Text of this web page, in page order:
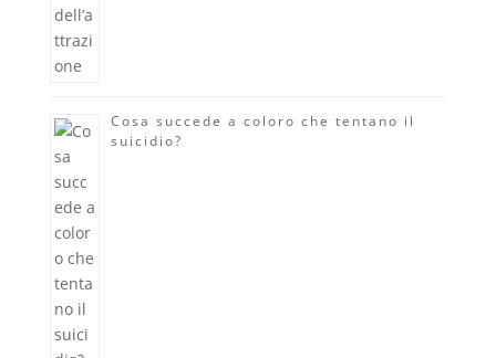
Cosa succede a coloro che tentano il
suicidio?